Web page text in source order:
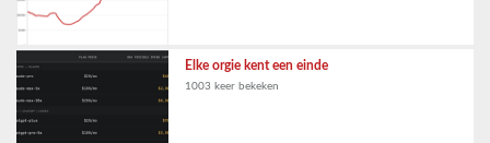
Elke orgie kent een einde
1003 keer bekeken